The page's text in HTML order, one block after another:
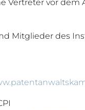
Vertreter vor
Mitglieder des